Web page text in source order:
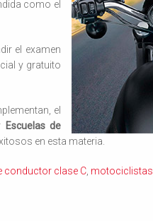
como el
el examen
y gratuito
el
Escuelas de
en esta materia.
conductor clase C motociclistas